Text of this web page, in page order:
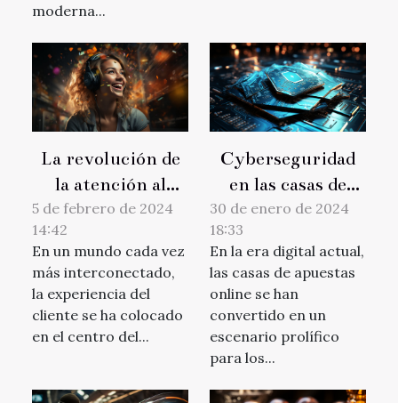
moderna...
La revolución de
la atención al
cliente: Cómo la
tecnología digital
está
transformando la
fidelización del
consumidor
5 de febrero de 2024
14:42
En un mundo cada vez
más interconectado,
la experiencia del
cliente se ha colocado
en el centro del...
Cyberseguridad
en las casas de
apuestas online:
Retos y soluciones
actuales
30 de enero de 2024
18:33
En la era digital actual,
las casas de apuestas
online se han
convertido en un
escenario prolífico
para los...